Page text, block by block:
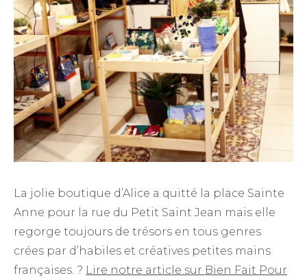
La jolie boutique d’Alice a quitté la place Sainte
Anne pour la rue du Petit Saint Jean mais elle
regorge toujours de trésors en tous genres
crées par d’habiles et créatives petites mains
françaises. ? Lire notre article sur Bien Fait Pour